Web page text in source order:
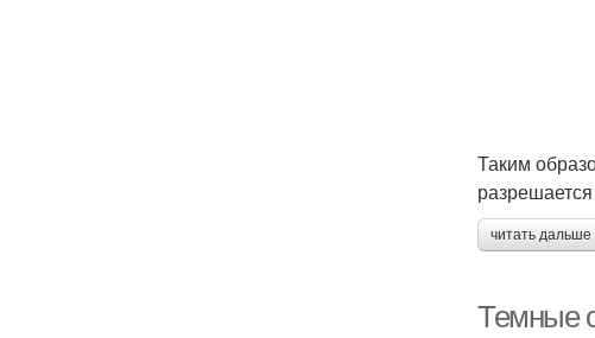
Таким
читать
Темные